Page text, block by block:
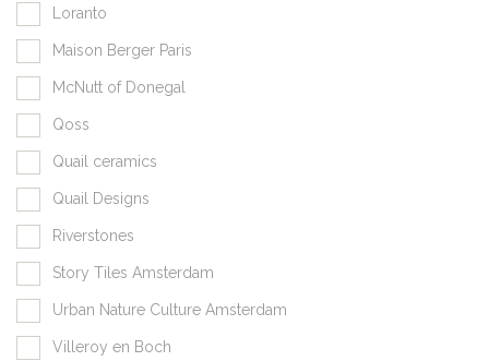
Loranto
Maison Berger Paris
McNutt of Donegal
Qoss
Quail ceramics
Quail Designs
Riverstones
Story Tiles Amsterdam
Urban Nature Culture Amsterdam
Villeroy en Boch